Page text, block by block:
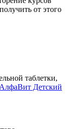
от этого
таблетки,
АлфаВит Детский